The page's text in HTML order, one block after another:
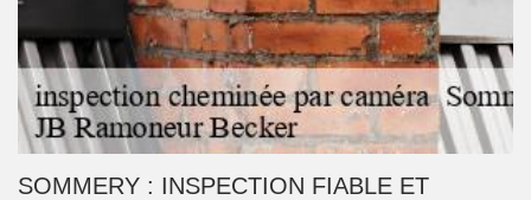
SOMMERY : INSPECTION FIABLE ET